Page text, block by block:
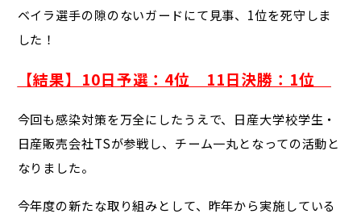
ベイラ選手の隙のないガードにて見事、1位を死守しま
した！
【結果】10日予選：4位 11日決勝：1位
今回も感染対策を万全にしたうえで、日産大学校学生・
日産販売会社TSが参戦し、チーム一丸となっての活動と
なりました。
今年度の新たな取り組みとして、昨年から実施している